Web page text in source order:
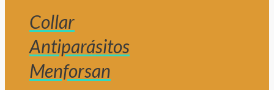
Collar
Antiparásitos
Menforsan